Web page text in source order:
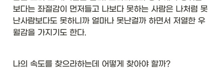
o
w
}\
\\
in
e
보다는 좌절감이 먼저들고 나보다 못하는 사람은 나처럼 못
난사람보다도 못하니까 얼마나 못난걸까 하면서 저열한 우
월감을 가지기도 한다.
나의 속도를 찾으라하는데 어떻게 찾아야 할까?